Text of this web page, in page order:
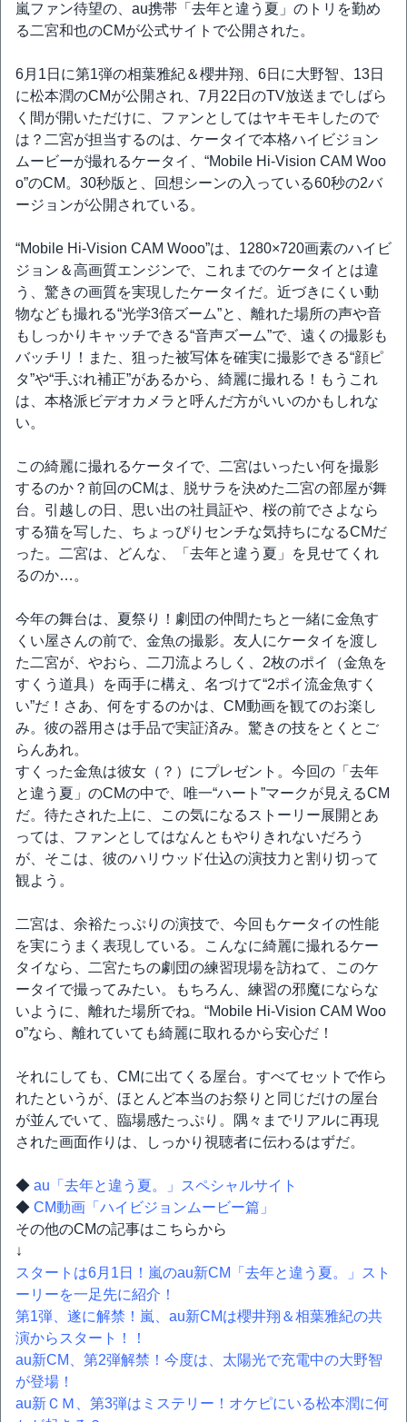
嵐ファン待望の、au携帯「去年と違う夏」のトリを勤め
る二宮和也のCMが公式サイトで公開された。
6月1日に第1弾の相葉雅紀＆櫻井翔、6日に大野智、13日
に松本潤のCMが公開され、7月22日のTV放送までしばら
く間が開いただけに、ファンとしてはヤキモキしたので
は？二宮が担当するのは、ケータイで本格ハイビジョン
ムービーが撮れるケータイ、“Mobile Hi-Vision CAM Woo
o”のCM。30秒版と、回想シーンの入っている60秒の2バ
ージョンが公開されている。
“Mobile Hi-Vision CAM Wooo”は、1280×720画素のハイビ
ジョン＆高画質エンジンで、これまでのケータイとは違
う、驚きの画質を実現したケータイだ。近づきにくい動
物なども撮れる“光学3倍ズーム”と、離れた場所の声や音
もしっかりキャッチできる“音声ズーム”で、遠くの撮影も
バッチリ！また、狙った被写体を確実に撮影できる“顔ピ
タ”や“手ぶれ補正”があるから、綺麗に撮れる！もうこれ
は、本格派ビデオカメラと呼んだ方がいいのかもしれな
い。
この綺麗に撮れるケータイで、二宮はいったい何を撮影
するのか？前回のCMは、脱サラを決めた二宮の部屋が舞
台。引越しの日、思い出の社員証や、桜の前でさよなら
する猫を写した、ちょっぴりセンチな気持ちになるCMだ
った。二宮は、どんな、「去年と違う夏」を見せてくれ
るのか…。
今年の舞台は、夏祭り！劇団の仲間たちと一緒に金魚す
くい屋さんの前で、金魚の撮影。友人にケータイを渡し
た二宮が、やおら、二刀流よろしく、2枚のポイ（金魚を
すくう道具）を両手に構え、名づけて“2ポイ流金魚すく
い”だ！さあ、何をするのかは、CM動画を観てのお楽し
み。彼の器用さは手品で実証済み。驚きの技をとくとご
らんあれ。
すくった金魚は彼女（？）にプレゼント。今回の「去年
と違う夏」のCMの中で、唯一“ハート”マークが見えるCM
だ。待たされた上に、この気になるストーリー展開とあ
っては、ファンとしてはなんともやりきれないだろう
が、そこは、彼のハリウッド仕込の演技力と割り切って
観よう。
二宮は、余裕たっぷりの演技で、今回もケータイの性能
を実にうまく表現している。こんなに綺麗に撮れるケー
タイなら、二宮たちの劇団の練習現場を訪ねて、このケ
ータイで撮ってみたい。もちろん、練習の邪魔にならな
いように、離れた場所でね。“Mobile Hi-Vision CAM Woo
o”なら、離れていても綺麗に取れるから安心だ！
それにしても、CMに出てくる屋台。すべてセットで作ら
れたというが、ほとんど本当のお祭りと同じだけの屋台
が並んでいて、臨場感たっぷり。隅々までリアルに再現
された画面作りは、しっかり視聴者に伝わるはずだ。
◆ au「去年と違う夏。」スペシャルサイト
◆ CM動画「ハイビジョンムービー篇」
その他のCMの記事はこちらから
↓
スタートは6月1日！嵐のau新CM「去年と違う夏。」スト
ーリーを一足先に紹介！
第1弾、遂に解禁！嵐、au新CMは櫻井翔＆相葉雅紀の共
演からスタート！！
au新CM、第2弾解禁！今度は、太陽光で充電中の大野智
が登場！
au新ＣＭ、第3弾はミステリー！オケピにいる松本潤に何